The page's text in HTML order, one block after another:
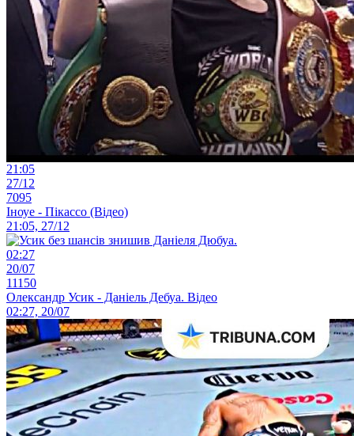
21:05
27/12
7095
Іноуе - Пікассо (Відео)
21:05, 27/12
02:27
20/07
11150
Олександр Усик - Даніель Дебуа. Відео
02:27, 20/07